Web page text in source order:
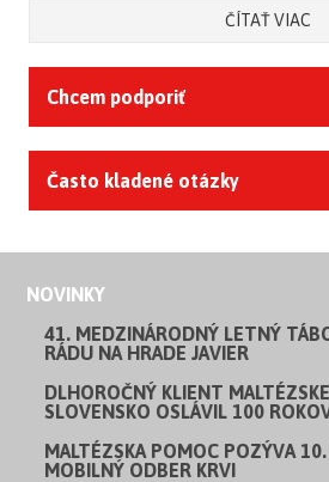
ČÍTAŤ VIAC
Chcem podporiť
Často kladené otázky
NOVINKY
41. MEDZINÁRODNÝ LETNÝ
RÁDU NA HRADE JAVIER
DLHOROČNÝ KLIENT
SLOVENSKO OSLÁVIL 100
MALTÉZSKA POMOC POZÝVA
MOBILNÝ ODBER KRVI